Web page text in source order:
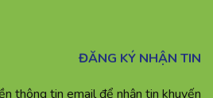
ĐĂNG KÝ NHẬN TIN
thông tin email để nhận tin khuyến